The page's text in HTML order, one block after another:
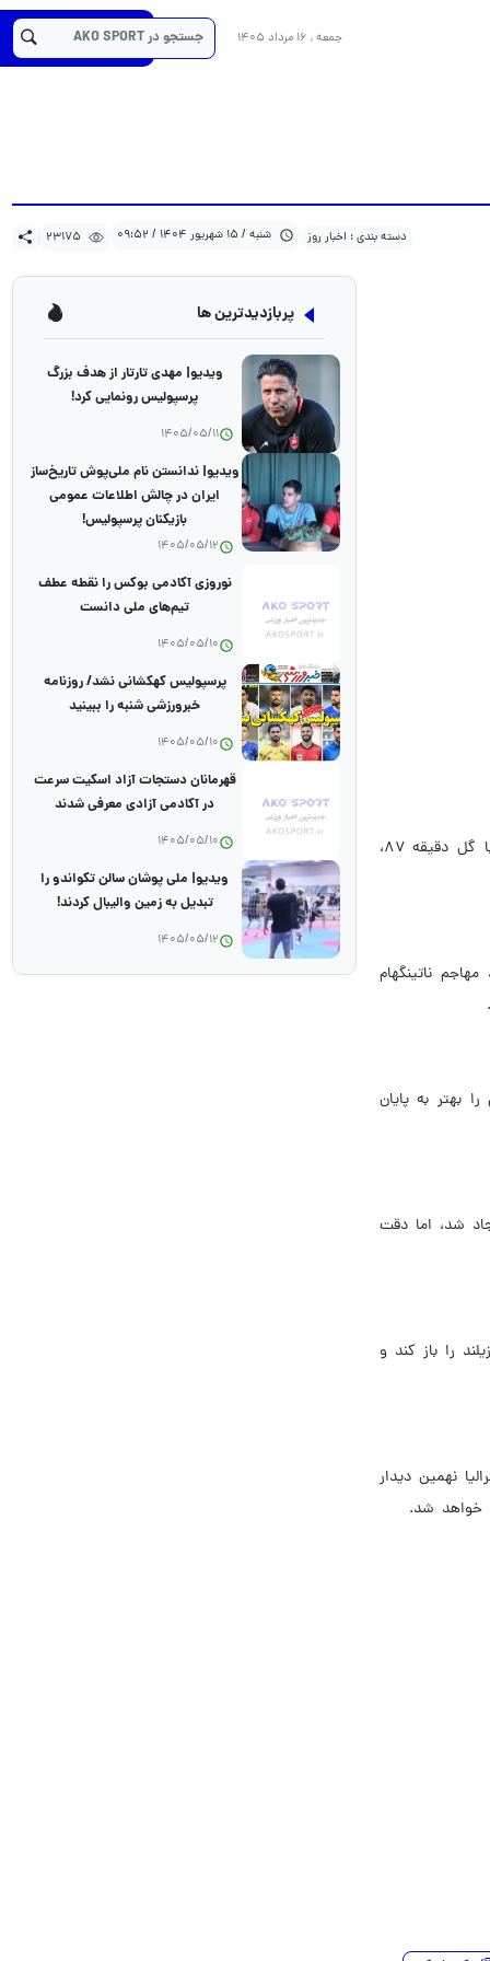
جمعه , 16 مرداد 1405
1404/06/15
23175
دسته بندی : اخبار روز شنبه / 15 شهریور 1404 / 09:52 23175
به گزارش خبرگزاری ورزش ایران ایپنا، تیم ملی فوتبال استرالیا در اولین دیدار از سری مسابقات تاریخی Soccer Ashes (جام خاکستری) موفق شد با گل دقیقه ۸۷،
ناتینگهام
بهتر به پایان
شد، اما دقت
را باز کند و
نهمین دیدار
خواهد شد.
پربازدیدترین ها
ویدیو| مهدی تارتار از هدف بزرگ
پرسپولیس رونمایی کرد!
1405/05/11
ویدیو| ندانستن نام ملی‌پوش تاریخ‌ساز
ایران در چالش اطلاعات عمومی
بازیکنان پرسپولیس!
1405/05/12
نوروزی آکادمی بوکس را نقطه عطف
تیم‌های ملی دانست
1405/05/10
پرسپولیس کهکشانی نشد/ روزنامه
خبرورزشی شنبه را ببینید
1405/05/10
قهرمانان دستجات آزاد اسکیت سرعت
در آکادمی آزادی معرفی شدند
1405/05/10
ویدیو| ملی پوشان سالن تکواندو را
تبدیل به زمین والیبال کردند!
1405/05/12